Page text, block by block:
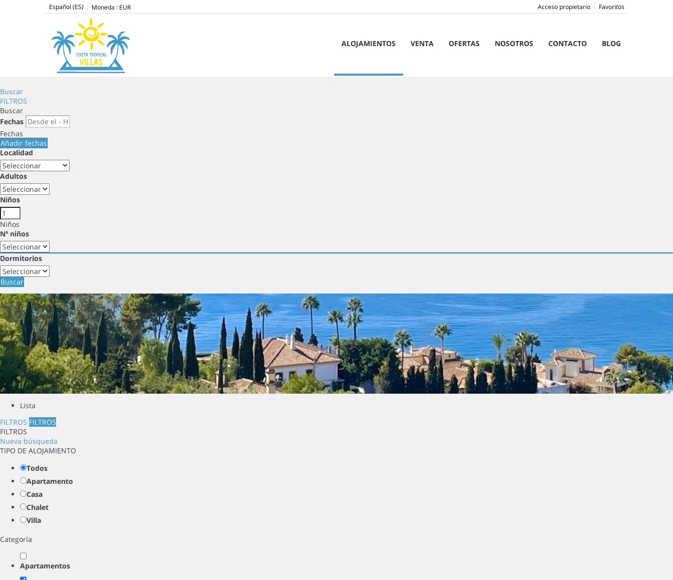
Español (ES) Moneda : EUR Favoritos
Acceso propietario
ALOJAMIENTOS VENTA OFERTAS NOSOTROS CONTACTO BLOG
Buscar
FILTROS
Buscar
Fechas
Fechas
Añadir fechas
Localidad
Adultos
Niños
Niños
Nº niños
Dormitorios
Buscar
Lista
FILTROS FILTROS
FILTROS
Nueva búsqueda
TIPO DE ALOJAMIENTO
Todos
Apartamento
Casa
Chalet
Villa
Categoría
Apartamentos